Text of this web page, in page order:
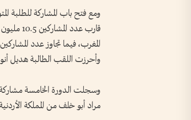
ومع فتح باب المشاركة للطلبة
وأحرزت اللقب الطالبة هديل
مراد أبو خلف من المملكة